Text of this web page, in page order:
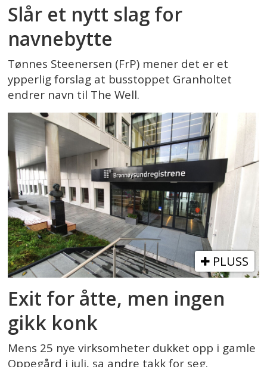
Slår et nytt slag for
navnebytte
Tønnes Steenersen (FrP) mener det er et
ypperlig forslag at busstoppet Granholtet
endrer navn til The Well.
PLUSS
Exit for åtte, men ingen
gikk konk
Mens 25 nye virksomheter dukket opp i gamle
Oppegård i juli, sa andre takk for seg.